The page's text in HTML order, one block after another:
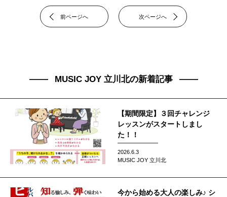
前ページへ 次ページへ
MUSIC JOY 立川北の新着記事
【期間限定】３回チャレンジ
レッスンがスタートしまし
た！！
2026.6.3
MUSIC JOY 立川北
今から始める大人の楽しみ♪ シ